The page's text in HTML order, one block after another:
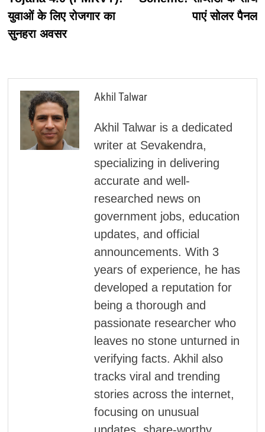
युवाओं के लिए रोजगार का
सुनहरा अवसर
पाएं सोलर पैनल
Akhil Talwar
Akhil Talwar is a dedicated
writer at Sevakendra,
specializing in delivering
accurate and well-
researched news on
government jobs, education
updates, and official
announcements. With 3
years of experience, he has
developed a reputation for
being a thorough and
passionate researcher who
leaves no stone unturned in
verifying facts. Akhil also
tracks viral and trending
stories across the internet,
focusing on unusual